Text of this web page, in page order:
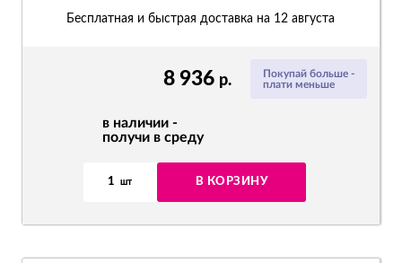
Покупай больше -
плати меньше
8 936 р.
в наличии -
получи в среду
1 шт В КОРЗИНУ
Бесплатная и быстрая доставка на 12 августа